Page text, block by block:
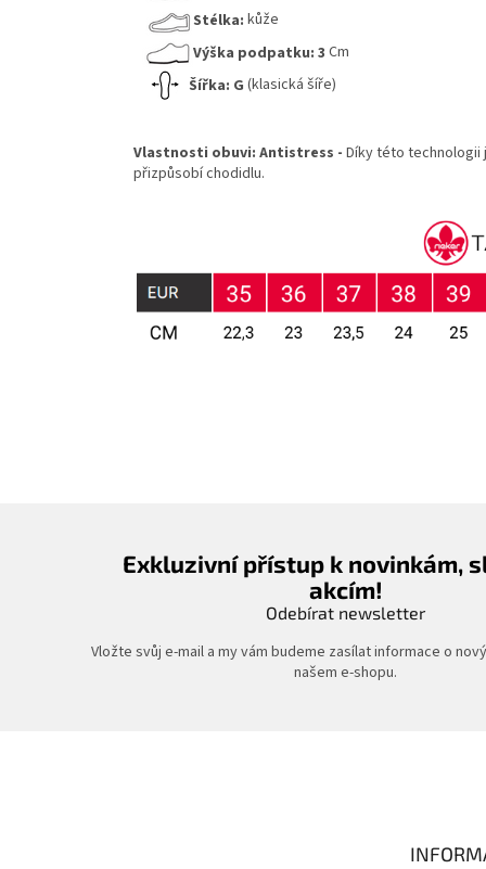
Stélka: kůže
Výška podpatku: 3 Cm
Šířka: G (klasická šíře)
Vlastnosti obuvi: Antistress - Díky této technologii
přizpůsobí chodidlu.
Exkluzivní přístup k novinkám,
akcím!
Odebírat newsletter
Vložte svůj e-mail a my vám budeme zasílat informace o
našem e-shopu.